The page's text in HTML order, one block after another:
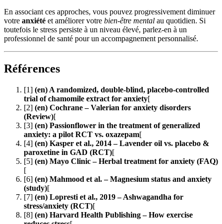
En associant ces approches, vous pouvez progressivement diminuer
votre anxiété et améliorer votre bien-être mental au quotidien. Si
toutefois le stress persiste à un niveau élevé, parlez-en à un
professionnel de santé pour un accompagnement personnalisé.
Références
[1] (en) A randomized, double-blind, placebo-controlled
trial of chamomile extract for anxiety[
[2] (en) Cochrane – Valerian for anxiety disorders
(Review)[
[3] (en) Passionflower in the treatment of generalized
anxiety: a pilot RCT vs. oxazepam[
[4] (en) Kasper et al., 2014 – Lavender oil vs. placebo &
paroxetine in GAD (RCT)[
[5] (en) Mayo Clinic – Herbal treatment for anxiety (FAQ)
[
[6] (en) Mahmood et al. – Magnesium status and anxiety
(study)[
[7] (en) Lopresti et al., 2019 – Ashwagandha for
stress/anxiety (RCT)[
[8] (en) Harvard Health Publishing – How exercise